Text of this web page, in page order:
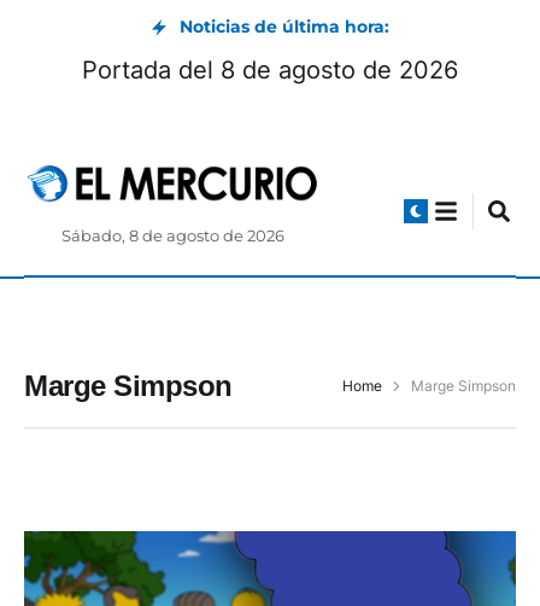
Noticias de última hora:
Portada del 8 de agosto de 2026
Sábado, 8 de agosto de 2026
Marge Simpson Home Marge Simpson